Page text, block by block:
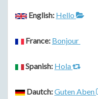
English: Hello
France: Bonjour
Spanish: Hola
Dautch:Guten Aben